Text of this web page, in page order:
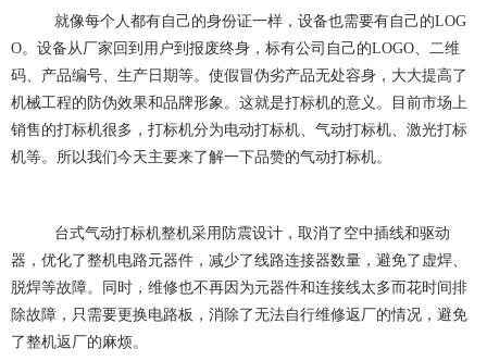
就像每个人都有自己的身份证一样，设备也需要有自己的LOG
O。设备从厂家回到用户到报废终身，标有公司自己的LOGO、二维
码、产品编号、生产日期等。使假冒伪劣产品无处容身，大大提高了
机械工程的防伪效果和品牌形象。这就是打标机的意义。目前市场上
销售的打标机很多，打标机分为电动打标机、气动打标机、激光打标
机等。所以我们今天主要来了解一下品赞的气动打标机。
台式气动打标机整机采用防震设计，取消了空中插线和驱动
器，优化了整机电路元器件，减少了线路连接器数量，避免了虚焊、
脱焊等故障。同时，维修也不再因为元器件和连接线太多而花时间排
除故障，只需要更换电路板，消除了无法自行维修返厂的情况，避免
了整机返厂的麻烦。